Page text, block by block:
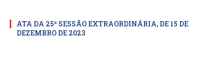
ATA DA 25ª SESSÃO EXTRAORDINÁRIA, DE 15 DE
DEZEMBRO DE 2023